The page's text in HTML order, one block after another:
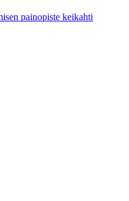
painopiste keikahti